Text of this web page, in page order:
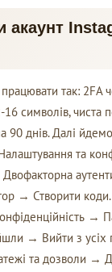
акаунт
так: 2FA
символів, чиста
90 днів. Далі
та
→ Створити
→
→ Вийти з усіх
та дозволи →